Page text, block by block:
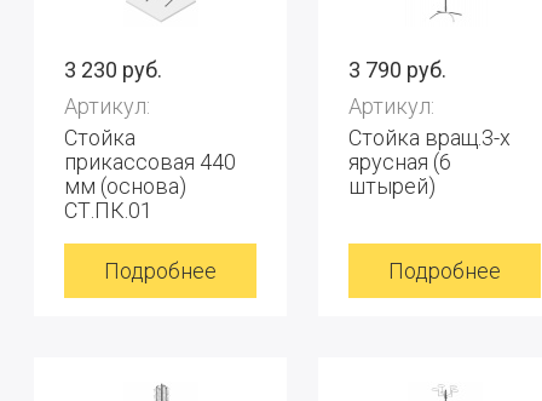
3 230 руб.
Артикул:
Стойка
прикассовая 440
мм (основа)
СТ.ПК.01
Подробнее
3 790 руб.
Артикул:
Стойка вращ.3-х
ярусная (6
штырей)
Подробнее